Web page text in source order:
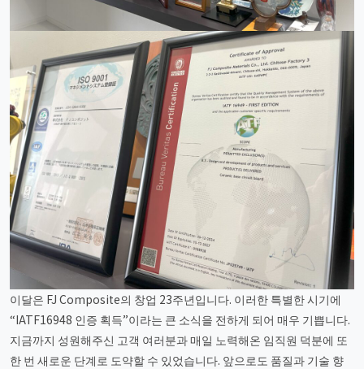
이달은 FJ Composite의 창업 23주년입니다. 이러한 특별한 시기에
“IATF16948 인증 획득”이라는 큰 소식을 전하게 되어 매우 기쁩니다.
지금까지 성원해주신 고객 여러분과 매일 노력해온 임직원 덕분에 또
한 번 새로운 단계로 도약할 수 있었습니다. 앞으로도 품질과 기술 향